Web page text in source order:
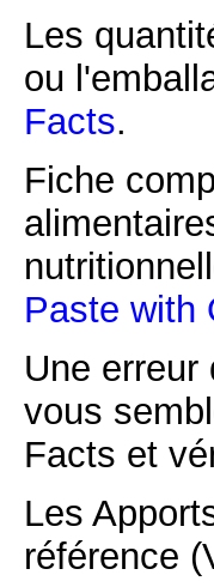
Les
ou
Facts.
Fiche
Paste with
Une
vous
Facts et
Les
référence